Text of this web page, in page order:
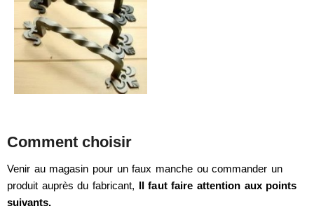
Comment choisir
Venir au magasin pour un faux manche ou commander un
produit auprès du fabricant, Il faut faire attention aux points
suivants.